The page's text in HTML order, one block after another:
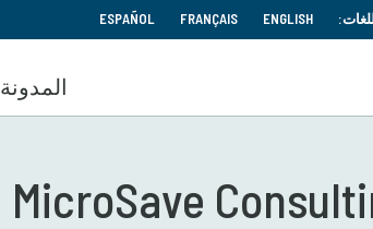
ENGLISH
FRANÇAIS
ESPAÑOL
المدونة
MicroSave